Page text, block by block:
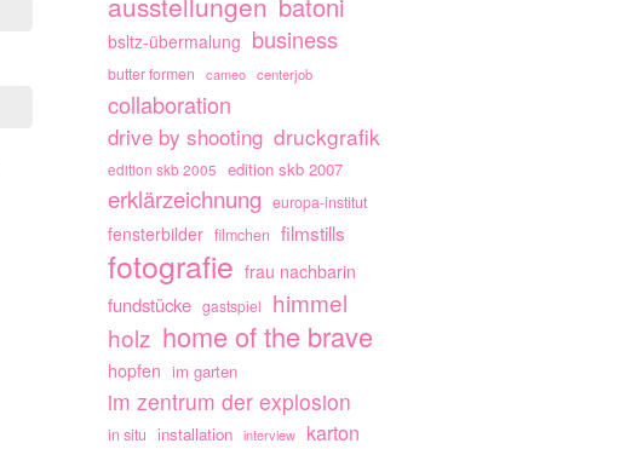
bsltz-übermalung business
butter formen cameo centerjob
collaboration
drive by shooting druckgrafik
edition skb 2005 edition skb 2007
erklärzeichnung europa-institut
fensterbilder filmchen filmstills
fotografie frau nachbarin
fundstücke gastspiel
himmel
holz home of the brave
hopfen im garten
im zentrum der explosion
in situ installation interview karton